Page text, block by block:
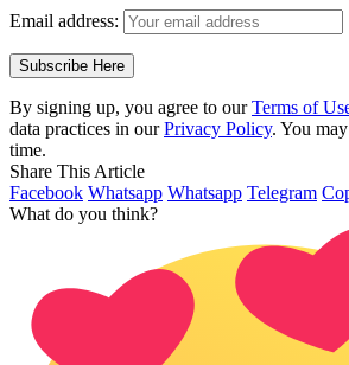
Email address:
By signing up, you agree to ourTerms of
data practices in ourPrivacy Policy. You
time.
Share This Article
Facebook Whatsapp Whatsapp Telegram
What do you think?